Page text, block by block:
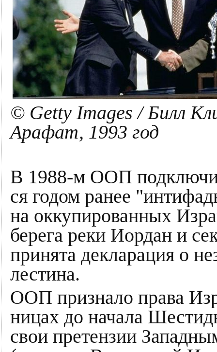
© Getty Images / Билл
Арафат, 1993 год
В 1988-м ООП
ся годом ранее
на ок­ку­пи­ро­ван­ных
бе­ре­га реки Иор­дан и
при­нята дек­ла­ра­ция о
ле­сти­на.
ООП при­знало пра­ва
ни­цах до на­ча­ла
свои претензии